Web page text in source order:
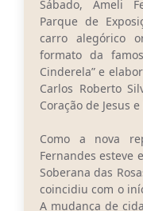
Sábado, Ameli
Parque de
carro alegórico
formato da
Cinderela” e
Carlos Roberto
Coração de Jesus
Como a nova
Fernandes esteve
Soberana das
coincidiu com o
A mudança de